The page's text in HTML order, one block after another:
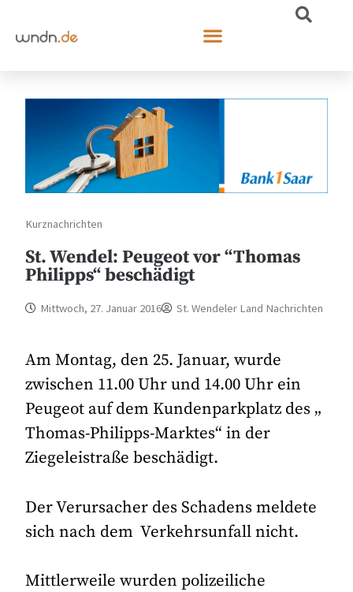
Kurznachrichten
St. Wendel: Peugeot vor “Thomas
Philipps“ beschädigt
Mittwoch, 27. Januar 2016 St. Wendeler Land Nachrichten
Am Montag, den 25. Januar, wurde
zwischen 11.00 Uhr und 14.00 Uhr ein
Peugeot auf dem Kundenparkplatz des „
Thomas-Philipps-Marktes“ in der
Ziegeleistraße beschädigt.
Der Verursacher des Schadens meldete
sich nach dem Verkehrsunfall nicht.
Mittlerweile wurden polizeiliche